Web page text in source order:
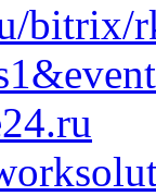
bitrix/